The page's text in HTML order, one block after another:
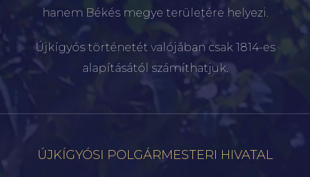
hanem Békés megye területére helyezi.
Újkígyós történetét valójában csak 1814-es
alapításától számíthatjuk.
ÚJKÍGYÓSI POLGÁRMESTERI HIVATAL